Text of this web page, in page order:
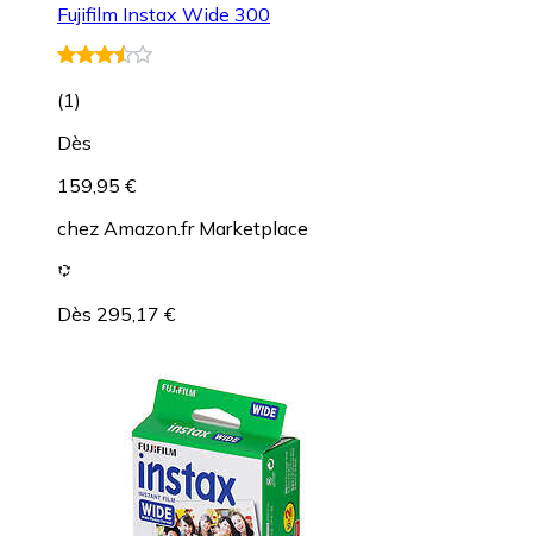
Fujifilm Instax Wide 300
(1)
Dès
159,95 €
chez Amazon.fr Marketplace
Dès 295,17 €